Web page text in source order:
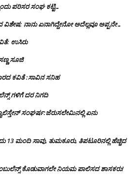
ಪರಿಸರ ಸಂಘ ಕಟ್ಟಿ…
ನಾನು ಏನಾಗಿದ್ದೇನೋ‌ ಅದೆಲ್ಲವೂ ಅಪ್ಪನೇ…
ಉಸಿರು
ಸೂಜಿ
ಕವಿತೆ :ಸಾವಿನ ಸನಿಹ
ಗಳಿಗೆ ದರ ನಿಗದಿ
ಸಂಘರ್ಷ:ಜೆರುಸಲೇಮಿನಲ್ಲಿ ಏನು
13 ಮಂದಿ ಸಾವು, ತುಮಕೂರು, ತಿಪಟೂರಿನಲ್ಲಿ ಹೆಚ್ಚಿದ
ಕೊಡುವಾಗಲೇ ನಿಯಮ ಪಾಲಿಸದ ಶಾಸಕರು!